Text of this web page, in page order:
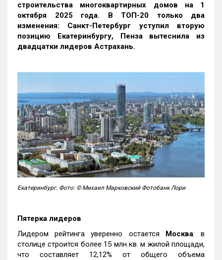
строительства многоквартирных домов на 1
октября 2025 года. В ТОП-20 только два
изменения: Санкт-Петербург уступил вторую
позицию Екатеринбургу, Пенза вытеснила из
двадцатки лидеров Астрахань.
Екатеринбург. Фото: © Михаил Марковский Фотобанк Лори
Пятерка лидеров
Лидером рейтинга уверенно остается Москва: в
столице строится более 15 млн кв. м жилой площади,
что составляет 12,12% от общего объема